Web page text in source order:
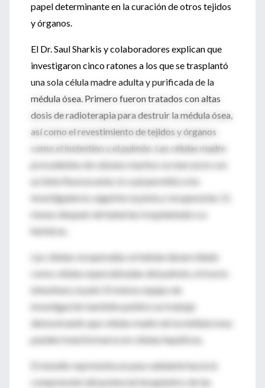
papel determinante en la curación de otros tejidos
y órganos.
El Dr. Saul Sharkis y colaboradores explican que
investigaron cinco ratones a los que se trasplantó
una sola célula madre adulta y purificada de la
médula ósea. Primero fueron tratados con altas
dosis de radioterapia para destruir la médula ósea,
así como el revestimiento de tejidos y órganos
como el instestino y el pulmón. Las células madre
procedentes de ratones machos se marcaron con
un tinte fluorescente, lo cual permitió a los
investigadores seguirles la pista y recuperarlas 11
meses después de haberlas trasplantado a a
hembras.
Las células recuperadas se habían desarrollado
como células especializadas del pulmón, el tracto
intestinal y la piel. El mismo equipo de
investigación también publicó un trabajo
demostrando que células madre de la médula ósea
pueden transformarse en células hepáticas.
El estudio representa un paso adelante hacia la
comprensión del potencial terapéutico de las